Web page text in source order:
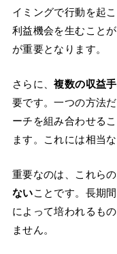
イミングで行動を起
利益機会を生むこと
が重要となります。
さらに、複数の収益
要です。一つの方法
ーチを組み合わせる
ます。これには相当
重要なのは、これら
ないことです。長期
によって培われるも
ません。